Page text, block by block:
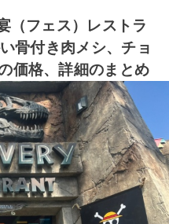
（フェス）レストラ
骨付き肉メシ、チョ
価格、詳細のまとめ